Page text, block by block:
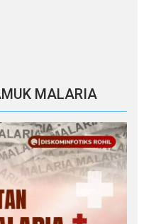
MALARIA